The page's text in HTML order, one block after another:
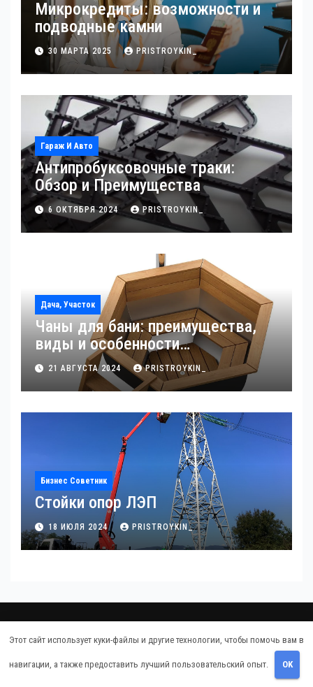
Микрокредиты: возможности и
подводные камни
30 МАРТА 2025 PRISTROYKIN_
Гараж И Авто
Антипробуксовочные траки:
Обзор и Преимущества
6 ОКТЯБРЯ 2024 PRISTROYKIN_
Дача, Участок
Чаны для бани: преимущества,
виды и особенности
использования
21 АВГУСТА 2024 PRISTROYKIN_
Бизнес Советник
Стойки опор ЛЭП
18 ИЮЛЯ 2024 PRISTROYKIN_
Про дачу
Советы владельцам
Этот сайт использует куки-файлы и другие технологии, чтобы помочь вам в
навигации, а также предоставить лучший пользовательский опыт. OK